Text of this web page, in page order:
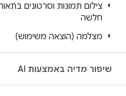
צילום תמונות וסרטונים
חלשה
מצלמה (הוצאה משימוש)
שיפור מדיה באמצעות AI